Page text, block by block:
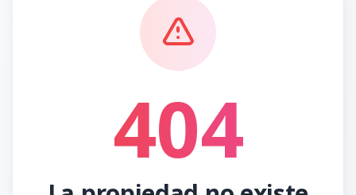
404